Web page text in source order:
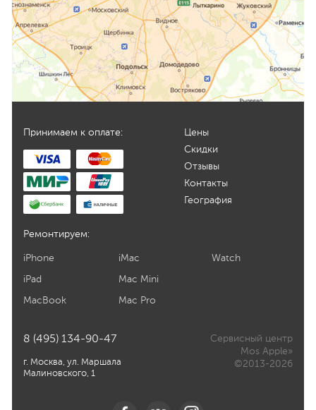
Принимаем к оплате:
Цены
Скидки
Отзывы
Контакты
География
Ремонтируем:
iPhone
iPad
MacBook
iMac
Mac Mini
Mac Pro
Watch
8 (495) 134-90-47
г. Москва, ул. Маршала
Малиновского, 1
Сервисный центр
Mos Apple»
©2013-2026